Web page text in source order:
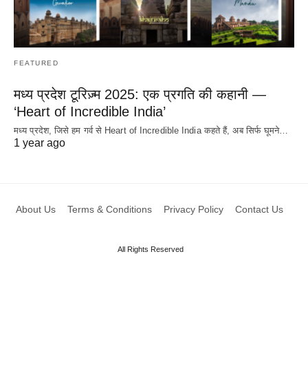
FEATURED
मध्य प्रदेश टूरिज़्म 2025: एक प्रगति की कहानी —
‘Heart of Incredible India’
मध्य प्रदेश, जिसे हम गर्व से Heart of Incredible India कहते हैं, अब सिर्फ घूमने…
1 year ago
About Us Terms & Conditions Privacy Policy Contact Us
All Rights Reserved